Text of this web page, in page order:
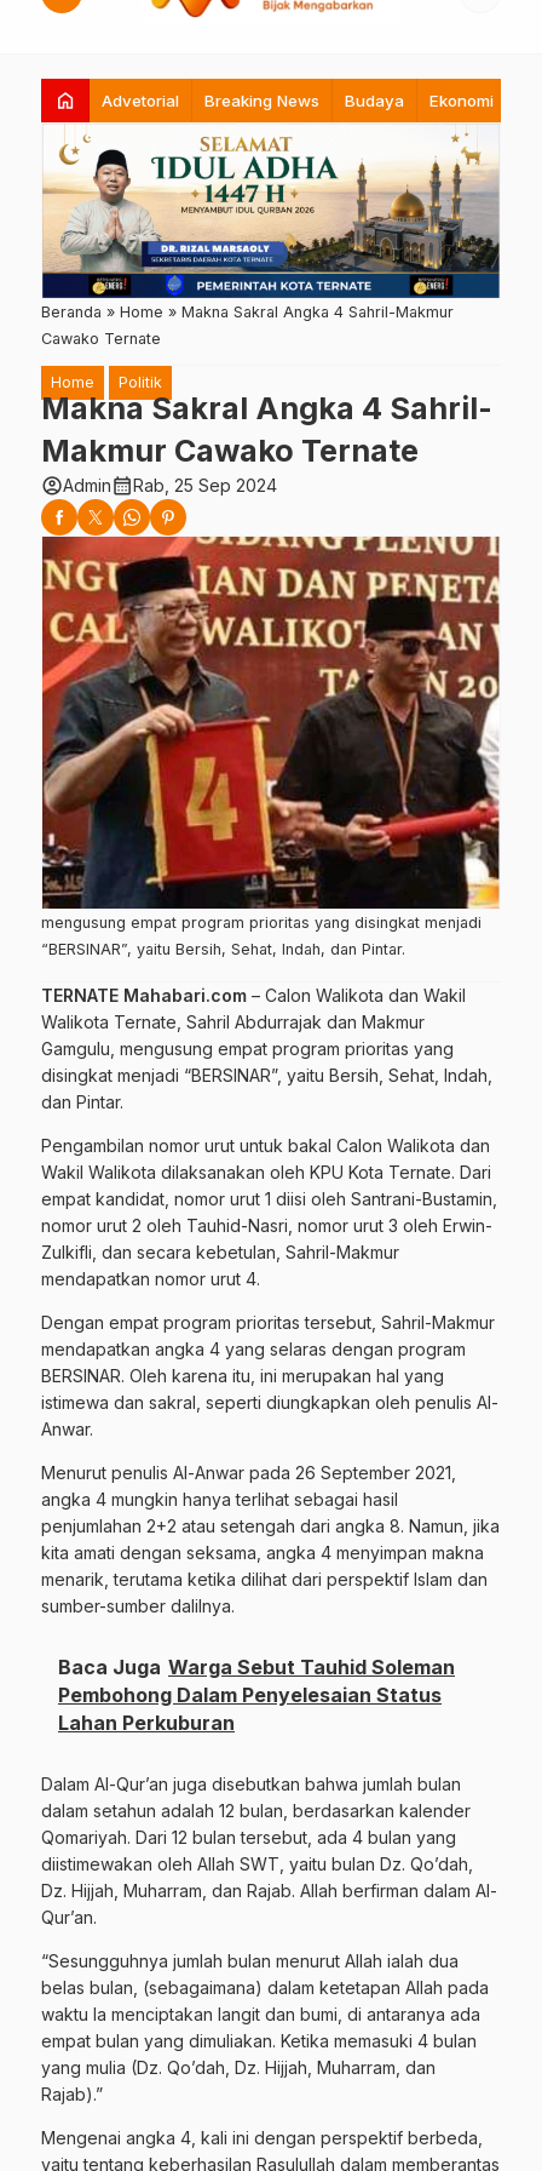
home Advetorial Breaking News Budaya Ekonomi
Beranda » Home » Makna Sakral Angka 4 Sahril-Makmur
Cawako Ternate
Home Politik
Makna Sakral Angka 4 Sahril-
Makmur Cawako Ternate
account_circleAdmincalendar_monthRab, 25 Sep 2024
mengusung empat program prioritas yang disingkat menjadi
“BERSINAR”, yaitu Bersih, Sehat, Indah, dan Pintar.
TERNATE Mahabari.com – Calon Walikota dan Wakil
Walikota Ternate, Sahril Abdurrajak dan Makmur
Gamgulu, mengusung empat program prioritas yang
disingkat menjadi “BERSINAR”, yaitu Bersih, Sehat, Indah,
dan Pintar.
Pengambilan nomor urut untuk bakal Calon Walikota dan
Wakil Walikota dilaksanakan oleh KPU Kota Ternate. Dari
empat kandidat, nomor urut 1 diisi oleh Santrani-Bustamin,
nomor urut 2 oleh Tauhid-Nasri, nomor urut 3 oleh Erwin-
Zulkifli, dan secara kebetulan, Sahril-Makmur
mendapatkan nomor urut 4.
Dengan empat program prioritas tersebut, Sahril-Makmur
mendapatkan angka 4 yang selaras dengan program
BERSINAR. Oleh karena itu, ini merupakan hal yang
istimewa dan sakral, seperti diungkapkan oleh penulis Al-
Anwar.
Menurut penulis Al-Anwar pada 26 September 2021,
angka 4 mungkin hanya terlihat sebagai hasil
penjumlahan 2+2 atau setengah dari angka 8. Namun, jika
kita amati dengan seksama, angka 4 menyimpan makna
menarik, terutama ketika dilihat dari perspektif Islam dan
sumber-sumber dalilnya.
Baca Juga Warga Sebut Tauhid Soleman
Pembohong Dalam Penyelesaian Status
Lahan Perkuburan
Dalam Al-Qur’an juga disebutkan bahwa jumlah bulan
dalam setahun adalah 12 bulan, berdasarkan kalender
Qomariyah. Dari 12 bulan tersebut, ada 4 bulan yang
diistimewakan oleh Allah SWT, yaitu bulan Dz. Qo’dah,
Dz. Hijjah, Muharram, dan Rajab. Allah berfirman dalam Al-
Qur’an.
“Sesungguhnya jumlah bulan menurut Allah ialah dua
belas bulan, (sebagaimana) dalam ketetapan Allah pada
waktu Ia menciptakan langit dan bumi, di antaranya ada
empat bulan yang dimuliakan. Ketika memasuki 4 bulan
yang mulia (Dz. Qo’dah, Dz. Hijjah, Muharram, dan
Rajab).”
Mengenai angka 4, kali ini dengan perspektif berbeda,
yaitu tentang keberhasilan Rasulullah dalam memberantas